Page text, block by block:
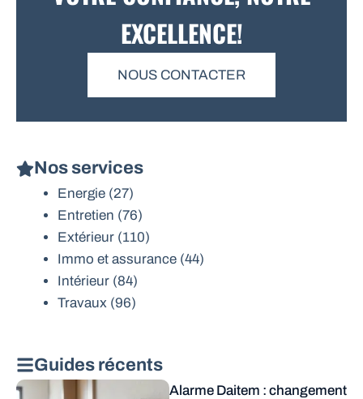
EXCELLENCE!
NOUS CONTACTER
Nos services
Energie (27)
Entretien (76)
Extérieur (110)
Immo et assurance (44)
Intérieur (84)
Travaux (96)
Guides récents
Alarme Daitem : changement